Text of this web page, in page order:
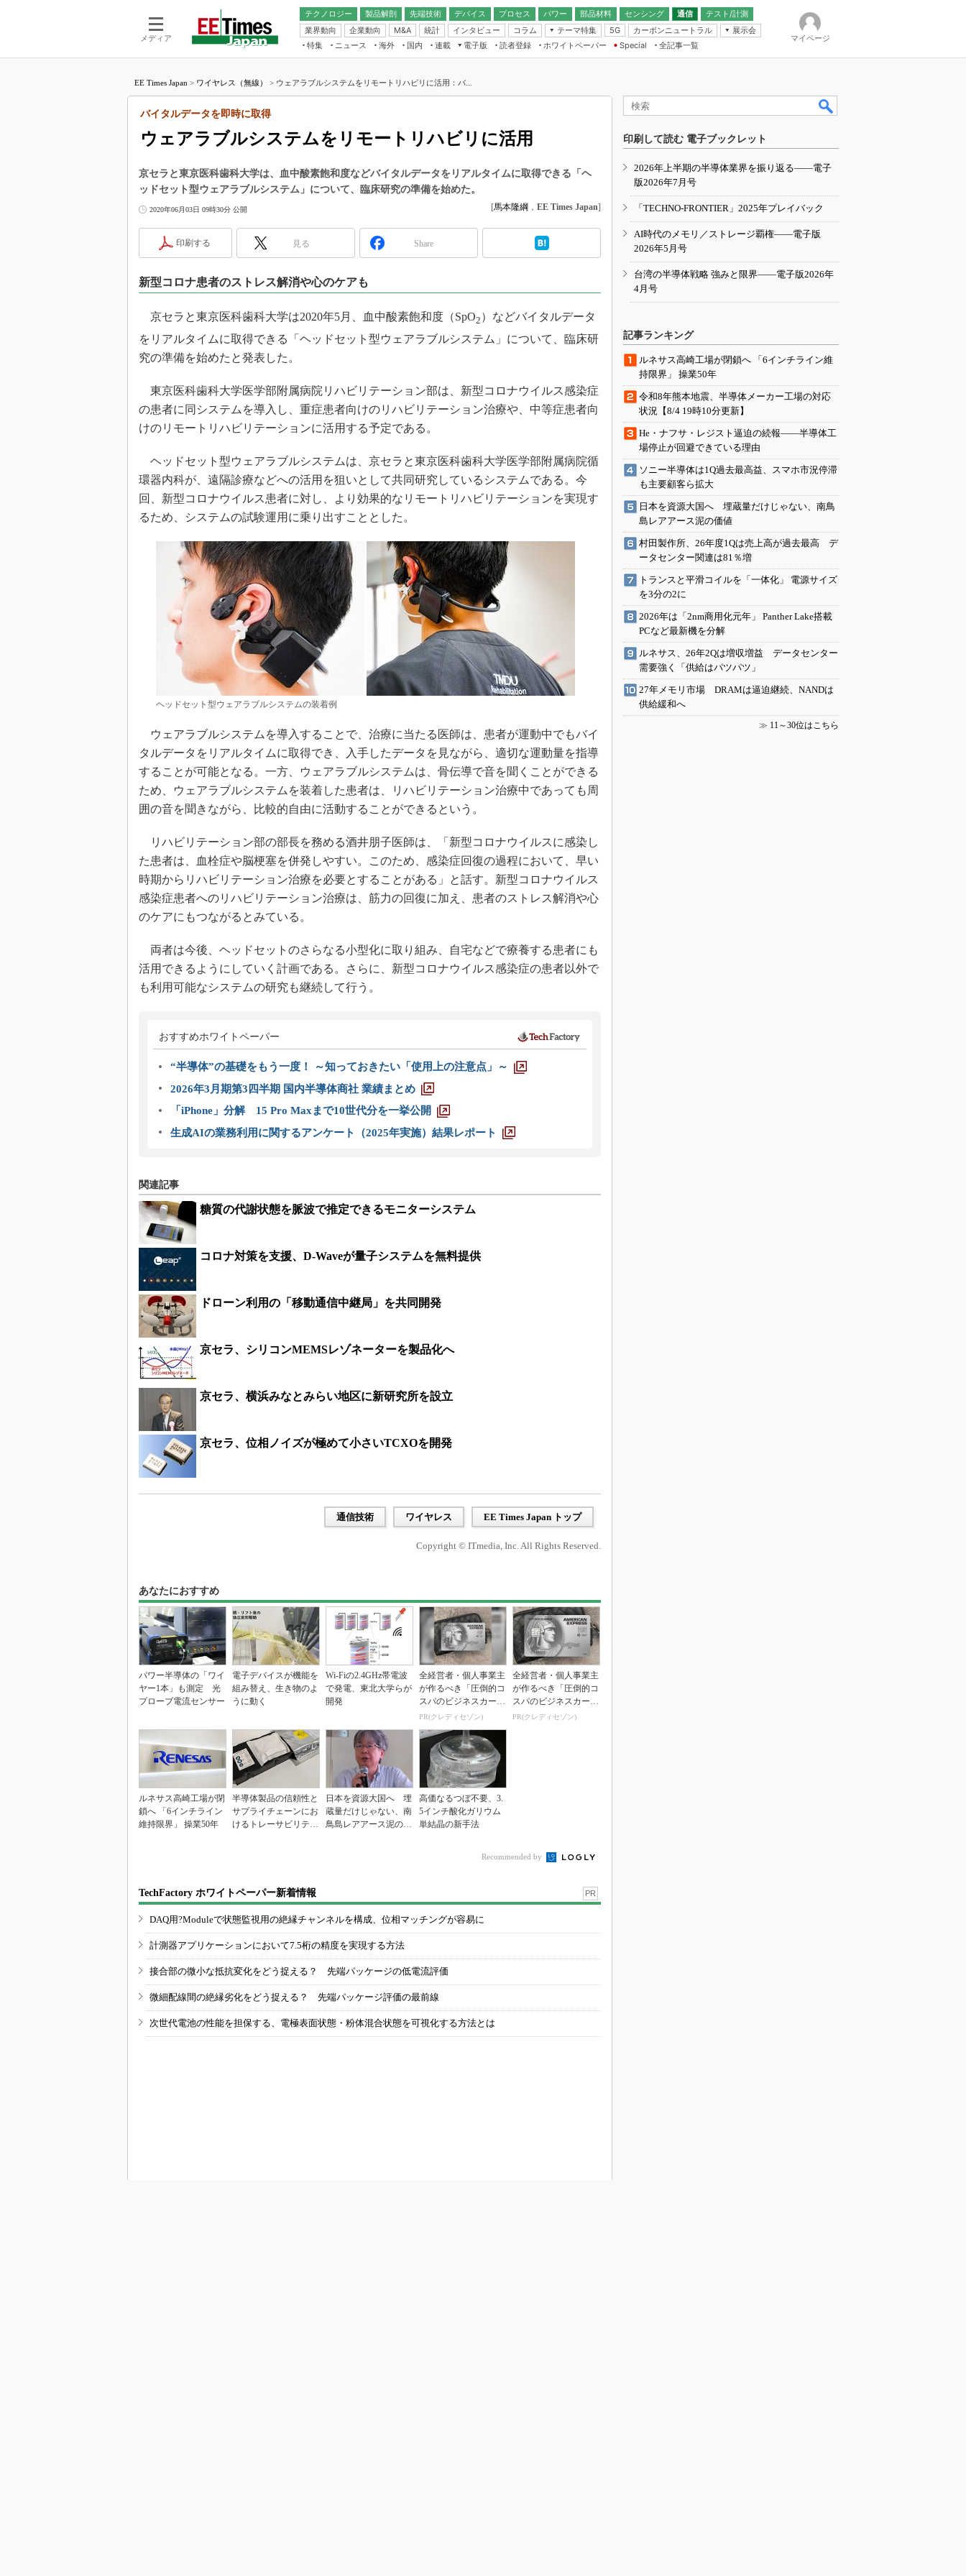
メディア
テクノロジー 製品解剖
先端技術
電池／エネルギー
デバイス
アナログ
マイコン
プロセス パワー 部品材料 センシング
通信
無線
テスト/計測
業界動向
企業動向 M&A 統計 インタビュー コラム
テーマ特集
フィジカルAI
読者調査（EE Times Research）
IoT
電源設計（EDN Japan）
エレクトロニクス入門（EDN
5G カーボンニュートラル
展示会
IoT・エッジコンピューティング
EXPO
TECHNO-FRONTIER
人とくるま展
特集 ニュース 海外 国内
連載
福田昭のデバイス通信
大山聡の業界スコープ
リタイア直前エンジニアの社会人大
学漂流記
踊るバズワード ～Behind the
Buzzword
で起こること
改革、執念の180日
JASA発IoT通信
IHSアナリスト「未来展望」
ための新行動論
電子版
電子ブックレット
読者登録 ホワイトペーパー
Special
全記事一覧
マイページ
EE Times Japan > ワイヤレス（無線） > ウェアラブルシステムをリモートリハビリに活用：バ...
ウェアラブルシステムをリモートリハビリに活用
バイタルデータを即時に取得
京セラと東京医科歯科大学は、血中酸素飽和度などバイタルデータをリアルタイムに取得できる「ヘ
ッドセット型ウェアラブルシステム」について、臨床研究の準備を始めた。
2020年06月03日 09時30分 公開 [馬本隆綱 ， EE Times Japan]
印刷する 見る Share
新型コロナ患者のストレス解消や心のケアも
京セラと東京医科歯科大学は2020年5月、血中酸素飽和度（SpO2 ）などバイタルデータ
をリアルタイムに取得できる「ヘッドセット型ウェアラブルシステム」について、臨床研
究の準備を始めたと発表した。
東京医科歯科大学医学部附属病院リハビリテーション部は、新型コロナウイルス感染症
の患者に同システムを導入し、重症患者向けのリハビリテーション治療や、中等症患者向
けのリモートリハビリテーションに活用する予定である。
ヘッドセット型ウェアラブルシステムは、京セラと東京医科歯科大学医学部附属病院循
環器内科が、遠隔診療などへの活用を狙いとして共同研究しているシステムである。今
回、新型コロナウイルス患者に対し、より効果的なリモートリハビリテーションを実現す
るため、システムの試験運用に乗り出すこととした。
ヘッドセット型ウェアラブルシステムの装着例
ウェアラブルシステムを導入することで、治療に当たる医師は、患者が運動中でもバイ
タルデータをリアルタイムに取得でき、入手したデータを見ながら、適切な運動量を指導
することが可能となる。一方、ウェアラブルシステムは、骨伝導で音を聞くことができる
ため、ウェアラブルシステムを装着した患者は、リハビリテーション治療中であっても周
囲の音を聞きながら、比較的自由に活動することができるという。
リハビリテーション部の部長を務める酒井朋子医師は、「新型コロナウイルスに感染し
た患者は、血栓症や脳梗塞を併発しやすい。このため、感染症回復の過程において、早い
時期からリハビリテーション治療を必要とすることがある」と話す。新型コロナウイルス
感染症患者へのリハビリテーション治療は、筋力の回復に加え、患者のストレス解消や心
のケアにもつながるとみている。
両者は今後、ヘッドセットのさらなる小型化に取り組み、自宅などで療養する患者にも
活用できるようにしていく計画である。さらに、新型コロナウイルス感染症の患者以外で
も利用可能なシステムの研究も継続して行う。
おすすめホワイトペーパー
“半導体”の基礎をもう一度！ ～知っておきたい「使用上の注意点」～
2026年3月期第3四半期 国内半導体商社 業績まとめ
「iPhone」分解 15 Pro Maxまで10世代分を一挙公開
生成AIの業務利用に関するアンケート（2025年実施）結果レポート
関連記事
糖質の代謝状態を脈波で推定できるモニターシステム
コロナ対策を支援、D-Waveが量子システムを無料提供
ドローン利用の「移動通信中継局」を共同開発
京セラ、シリコンMEMSレゾネーターを製品化へ
京セラ、横浜みなとみらい地区に新研究所を設立
京セラ、位相ノイズが極めて小さいTCXOを開発
通信技術 ワイヤレス EE Times Japan トップ
Copyright © ITmedia, Inc. All Rights Reserved.
あなたにおすすめ
パワー半導体の「ワイ
ヤー1本」も測定 光
プローブ電流センサー
電子デバイスが機能を
組み替え、生き物のよ
うに動く
Wi-Fiの2.4GHz帯電波
で発電、東北大学らが
開発
全経営者・個人事業主
が作るべき「圧倒的コ
スパのビジネスカー
ド」
PR(クレディセゾン)
全経営者・個人事業主
が作るべき「圧倒的コ
スパのビジネスカー
ド」
PR(クレディセゾン)
ルネサス高崎工場が閉
鎖へ 「6インチライン
維持限界」 操業50年
半導体製品の信頼性と
サプライチェーンにお
けるトレーサビリティ
日本を資源大国へ 埋
蔵量だけじゃない、南
鳥島レアアース泥の価
高価なるつぼ不要、3.
5インチ酸化ガリウム
単結晶の新手法
Recommended by
TechFactory ホワイトペーパー新着情報 PR
DAQ用?Moduleで状態監視用の絶縁チャンネルを構成、位相マッチングが容易に
計測器アプリケーションにおいて7.5桁の精度を実現する方法
接合部の微小な抵抗変化をどう捉える？ 先端パッケージの低電流評価
微細配線間の絶縁劣化をどう捉える？ 先端パッケージ評価の最前線
次世代電池の性能を担保する、電極表面状態・粉体混合状態を可視化する方法とは
印刷して読む 電子ブックレット
2026年上半期の半導体業界を振り返る――電子
版2026年7月号
「TECHNO-FRONTIER」2025年プレイバック
AI時代のメモリ／ストレージ覇権――電子版
2026年5月号
台湾の半導体戦略 強みと限界――電子版2026年
4月号
記事ランキング
ルネサス高崎工場が閉鎖へ 「6インチライン維
持限界」 操業50年
令和8年熊本地震、半導体メーカー工場の対応
状況【8/4 19時10分更新】
He・ナフサ・レジスト逼迫の続報――半導体工
場停止が回避できている理由
ソニー半導体は1Q過去最高益、スマホ市況停滞
も主要顧客ら拡大
日本を資源大国へ 埋蔵量だけじゃない、南鳥
島レアアース泥の価値
村田製作所、26年度1Qは売上高が過去最高 デ
ータセンター関連は81％増
トランスと平滑コイルを「一体化」 電源サイズ
を3分の2に
2026年は「2nm商用化元年」 Panther Lake搭載
PCなど最新機を分解
ルネサス、26年2Qは増収増益 データセンター
需要強く「供給はパツパツ」
27年メモリ市場 DRAMは逼迫継続、NANDは
供給緩和へ
≫ 11～30位はこちら